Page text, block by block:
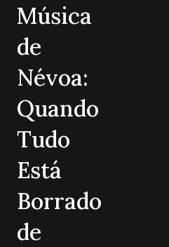
Música
de
Névoa:
Quando
Tudo
Está
Borrado
de